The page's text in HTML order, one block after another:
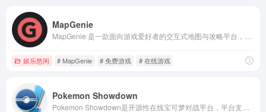
MapGenie
娱乐悠闲 # MapGenie # 免费游戏 # 在线游戏
Pokemon Showdown